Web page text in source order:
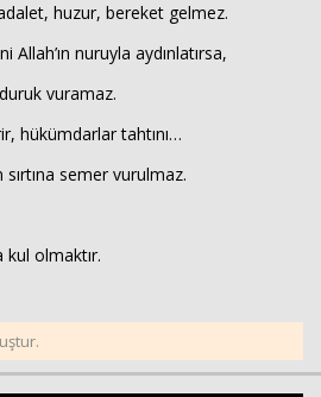
huzur, bereket gelmez.
Allah’ın nuruyla aydınlatırsa,
vuramaz.
hükümdarlar tahtını…
semer vurulmaz.
kul olmaktır.